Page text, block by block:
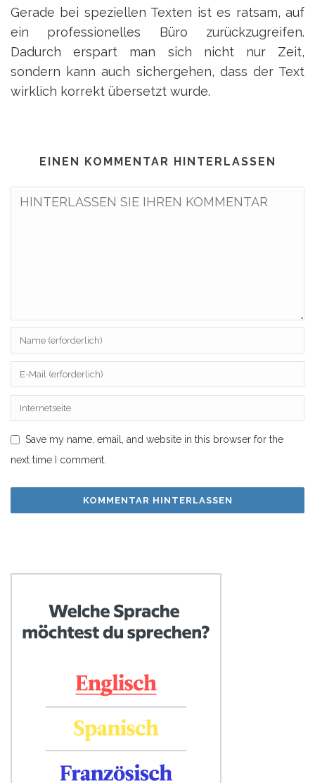
Gerade bei speziellen Texten ist es ratsam, auf
ein professionelles Büro zurückzugreifen.
Dadurch erspart man sich nicht nur Zeit,
sondern kann auch sichergehen, dass der Text
wirklich korrekt übersetzt wurde.
EINEN KOMMENTAR HINTERLASSEN
Save my name, email, and website in this browser for the
next time I comment.